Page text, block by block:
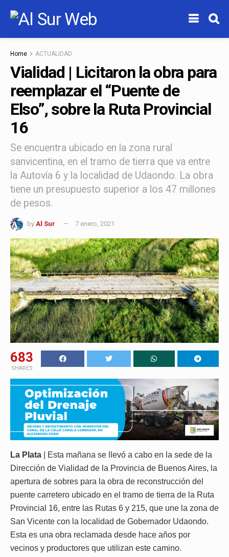
Home ACTUALIDAD
Vialidad | Licitaron la obra para
reemplazar el “Puente de
Elso”, sobre la Ruta Provincial
16
Se encuentra ubicado en la zona rural
sanvicentina, en el tramo de tierra que va entre
la Autovía 6 y la localidad de Udaondo. La obra
tiene un presupuesto superior a los 47 millones
de pesos.
by Al Sur 7 enero, 2021
683
SHARES
La Plata | Esta mañana se llevó a cabo en la sede de la
Dirección de Vialidad de la Provincia de Buenos Aires, la
apertura de sobres para la obra de reconstrucción del
puente carretero ubicado en el tramo de tierra de la Ruta
Provincial 16, entre las Rutas 6 y 215, que une la zona de
San Vicente con la localidad de Gobernador Udaondo.
Esta es una obra reclamada desde hace años por
vecinos y productores que utilizan este camino.